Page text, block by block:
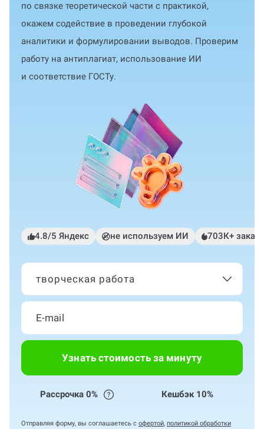
по связке теоретической части с практикой,
окажем содействие в проведении глубокой
аналитики и формулировании выводов. Проверим
работу на антиплагиат, использование ИИ
и соответствие ГОСТу.
4.8/5 Яндекс не используем ИИ 703К+
творческая работа
Узнать стоимость за минуту
Рассрочка 0% Кешбэк 10%
Отправляя форму, вы соглашаетесь с офертой, политикой обработки